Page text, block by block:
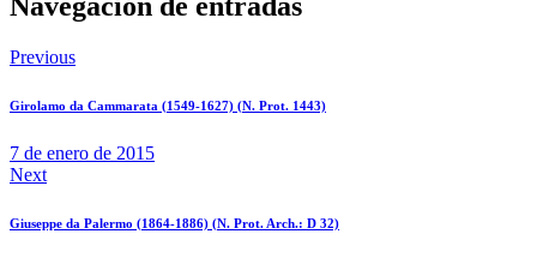
Previous
Girolamo da Cammarata (1549-1627) (N. Prot. 1443)
7 de enero de 2015
Next
Giuseppe da Palermo (1864-1886) (N. Prot. Arch.: D 32)